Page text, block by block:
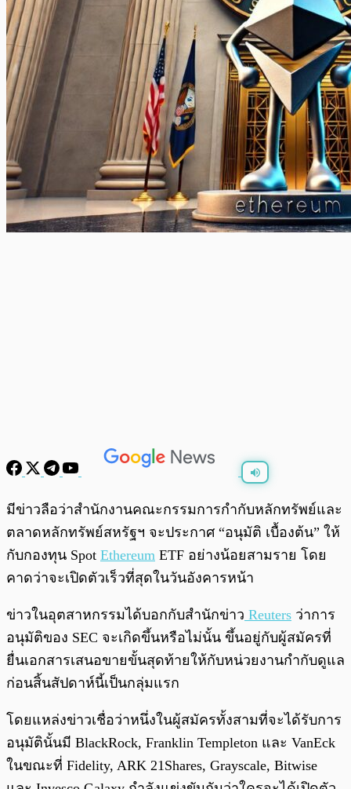
พร้อมเล่น 0:00 /0:00
มีข่าวลือว่าสำนักงานคณะกรรมการกำกับหลักทรัพย์และ
ตลาดหลักทรัพย์สหรัฐฯ จะประกาศ “อนุมัติ เบื้องต้น” ให้
กับกองทุน Spot Ethereum ETF อย่างน้อยสามราย โดย
คาดว่าจะเปิดตัวเร็วที่สุดในวันอังคารหน้า
ข่าวในอุตสาหกรรมได้บอกกับสำนักข่าว Reuters ว่าการ
อนุมัติของ SEC จะเกิดขึ้นหรือไม่นั้น ขึ้นอยู่กับผู้สมัครที่
ยื่นเอกสารเสนอขายขั้นสุดท้ายให้กับหน่วยงานกำกับดูแล
ก่อนสิ้นสัปดาห์นี้เป็นกลุ่มแรก
โดยแหล่งข่าวเชื่อว่าหนึ่งในผู้สมัครทั้งสามที่จะได้รับการ
อนุมัตินั้นมี BlackRock, Franklin Templeton และ VanEck
ในขณะที่ Fidelity, ARK 21Shares, Grayscale, Bitwise